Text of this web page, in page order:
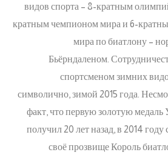
видов спорта – 8-кратным
кратным чемпионом мира и 6-
мира по биатлону –
Бьёрндаленом.
спортсменом зимних
символично, зимой 2015 года.
факт, что первую золотую
получил 20 лет назад, в 2014
своё прозвище Король